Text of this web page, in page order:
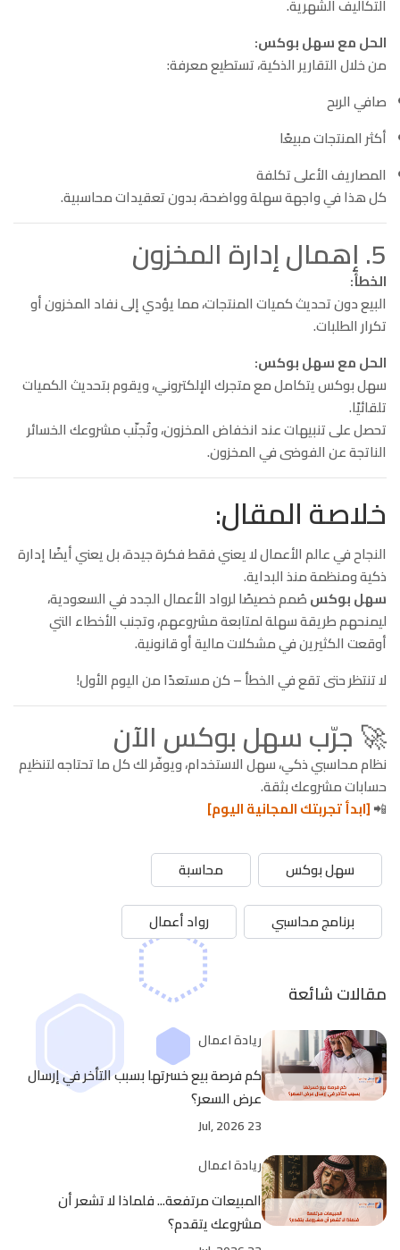
التكاليف الشهرية.
الحل مع سهل بوكس:
من خلال التقارير الذكية، تستطيع معرفة:
صافي الربح
أكثر المنتجات مبيعًا
المصاريف الأعلى تكلفة
كل هذا في واجهة سهلة وواضحة، بدون تعقيدات محاسبية.
5. إهمال إدارة المخزون
الخطأ:
البيع دون تحديث كميات المنتجات، مما يؤدي إلى نفاد المخزون أو
تكرار الطلبات.
الحل مع سهل بوكس:
سهل بوكس يتكامل مع متجرك الإلكتروني، ويقوم بتحديث الكميات
تلقائيًا.
تحصل على تنبيهات عند انخفاض المخزون، وتُجنّب مشروعك الخسائر
الناتجة عن الفوضى في المخزون.
خلاصة المقال:
النجاح في عالم الأعمال لا يعني فقط فكرة جيدة، بل يعني أيضًا إدارة
ذكية ومنظمة منذ البداية.
سهل بوكسصُمم خصيصًا لرواد الأعمال الجدد في السعودية،
ليمنحهم طريقة سهلة لمتابعة مشروعهم، وتجنب الأخطاء التي
أوقعت الكثيرين في مشكلات مالية أو قانونية.
لا تنتظر حتى تقع في الخطأ – كن مستعدًا من اليوم الأول!
🚀 جرّب سهل بوكس الآن
نظام محاسبي ذكي، سهل الاستخدام، ويوفّر لك كل ما تحتاجه لتنظيم
حسابات مشروعك بثقة.
📲[ابدأ تجربتك المجانية اليوم]
مقالات شائعة
ريادة اعمال
كم فرصة بيع خسرتها بسبب التأخر في إرسال
عرض السعر؟
23 Jul, 2026
ريادة اعمال
المبيعات مرتفعة... فلماذا لا تشعر أن
مشروعك يتقدم؟
سهل بوكس
محاسبة
برنامج محاسبي
رواد أعمال